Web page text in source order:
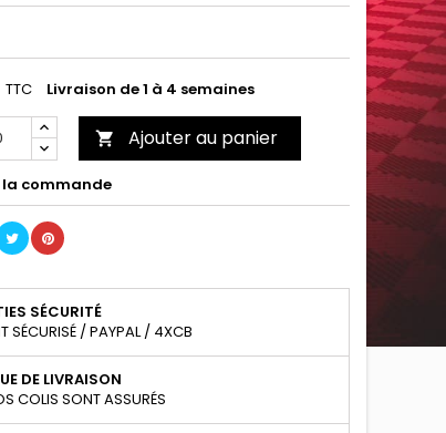
TTC Livraison de 1 à 4 semaines
 Ajouter au panier
la commande
SÉCURITÉ
SÉCURISÉ / PAYPAL / 4XCB
DE LIVRAISON
COLIS SONT ASSURÉS